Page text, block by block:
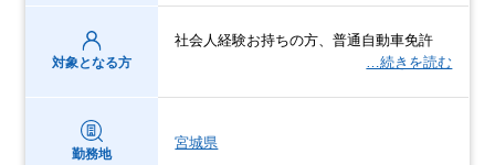
対象となる方
社会人経験お持ちの方、普通自動車免許
…続きを読む
勤務地
宮城県